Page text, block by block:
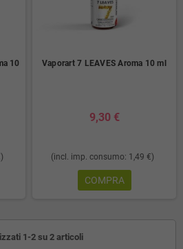
10
Vaporart 7 LEAVES Aroma 10 ml
9,30 €
(incl. imp. consumo: 1,49 €)
COMPRA
1-2 su 2 articoli